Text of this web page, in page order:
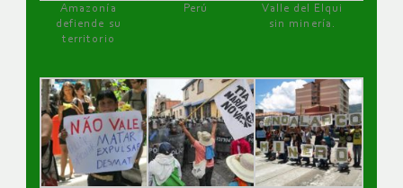
Amazonía
defiende su
territorio
Perú
Valle del Elqui
sin minería.